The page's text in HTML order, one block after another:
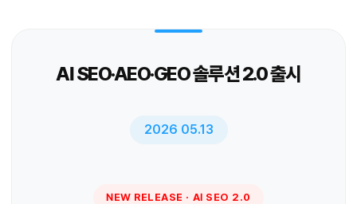
AI SEO·AEO·GEO 솔루션 2.0 출시
2026 05.13
NEW RELEASE · AI SEO 2.0